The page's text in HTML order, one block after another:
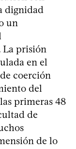
dignidad
un
La prisión
en el
coerción
del
primeras 48
de
de lo